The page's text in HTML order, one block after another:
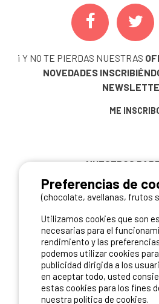
¡ Y NO TE PIERDAS NUESTRAS
NOVEDADES
ME
NUESTROS
Preferencias de
(chocolate, avellanas, frutos
Utilizamos cookies que son
necesarias para el
rendimiento y las
podemos utilizar cookies
publicidad dirigida a los
en aceptar todo, usted
estas cookies para los fines
nuestra política de cookies.